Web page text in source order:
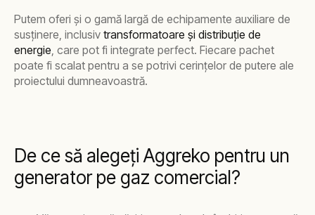
Putem oferi și o gamă largă de echipamente auxiliare de
susținere, inclusiv transformatoare și distribuție de
energie, care pot fi integrate perfect. Fiecare pachet
poate fi scalat pentru a se potrivi cerințelor de putere ale
proiectului dumneavoastră.
De ce să alegeți Aggreko pentru un
generator pe gaz comercial?